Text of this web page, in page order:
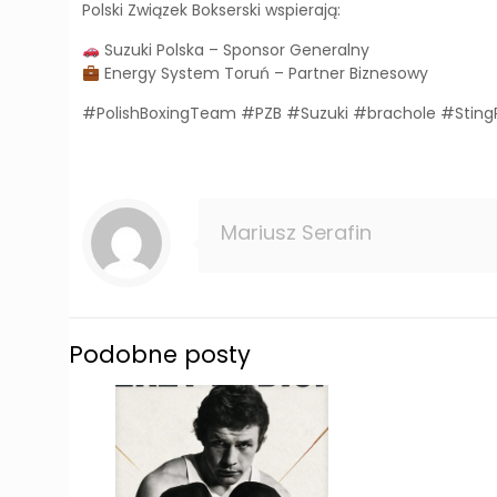
Polski Związek Bokserski wspierają:
Suzuki Polska – Sponsor Generalny
Energy System Toruń – Partner Biznesowy
#PolishBoxingTeam #PZB #Suzuki #brachole
Mariusz Serafin
Podobne posty